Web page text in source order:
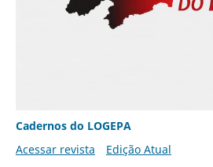
Cadernos do LOGEPA
Acessar revista
Edição Atual